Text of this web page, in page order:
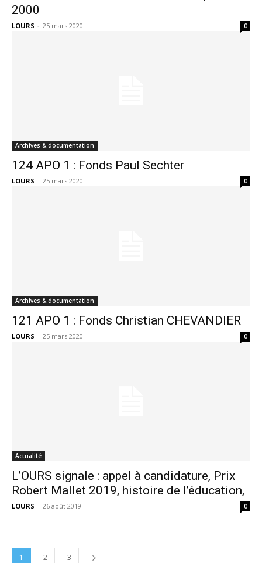
2000
LOURS - 25 mars 2020 0
Archives & documentation
124 APO 1 : Fonds Paul Sechter
LOURS - 25 mars 2020 0
Archives & documentation
121 APO 1 : Fonds Christian CHEVANDIER
LOURS - 25 mars 2020 0
Actualité
L’OURS signale : appel à candidature, Prix
Robert Mallet 2019, histoire de l’éducation,
LOURS - 26 août 2019 0
1 2 3